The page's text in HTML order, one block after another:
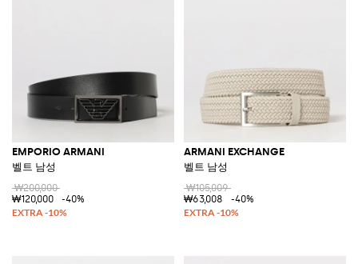
EMPORIO ARMANI
벨트 남성
₩200,000
₩120,000
-40%
ARMANI EXCHANGE
벨트 남성
₩105,009
₩63,008
-40%